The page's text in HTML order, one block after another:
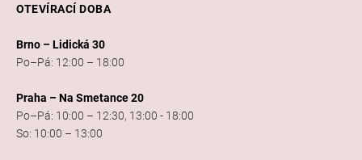
OTEVÍRACÍ DOBA
Brno – Lidická 30
Po–Pá: 12:00 – 18:00
Praha – Na Smetance 20
Po–Pá: 10:00 – 12:30, 13:00 - 18:00
So: 10:00 – 13:00